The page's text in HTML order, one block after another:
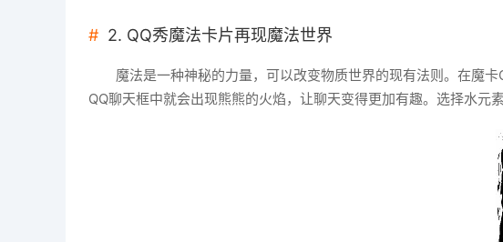
2. QQ秀魔法卡片再现魔法世界
魔法是一种神秘的力量，可以改变物质世界的现有法则。在魔
QQ聊天框中就会出现熊熊的火焰，让聊天变得更加有趣。选择水元